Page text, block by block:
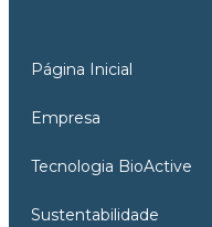
Página Inicial
Empresa
Tecnologia BioActive
Sustentabilidade